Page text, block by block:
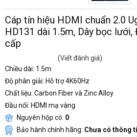
Cáp tín hiệu HDMI chuẩn 2.0
HD131 dài 1.5m, Dây bọc
cấp
(Viết đánh giá)
Chiều dài: 1.5m
Độ phân giải: Hỗ trợ 4K60Hz
Chất liệu: Carbon Fiber và Zinc Alloy
Đầu nối: HDMI mạ vàng
Nguyên hộp có: 0
Bảo hành chính hãng: Chưa có thông